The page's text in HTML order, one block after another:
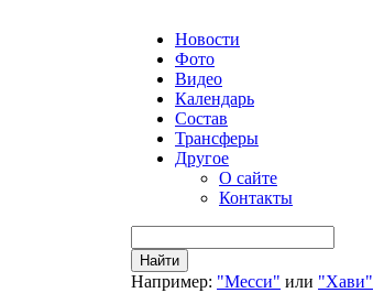
Новости
Фото
Видео
Календарь
Состав
Трансферы
Другое
О сайте
Контакты
Найти
Например: "Месси" или "Хави"